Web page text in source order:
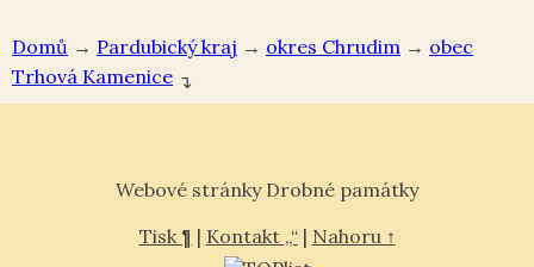
Domů → Pardubický kraj → okres Chrudim →
Trhová Kamenice ↴
Webové stránky Drobné památky
Tisk ¶ | Kontakt „“| Nahoru ↑